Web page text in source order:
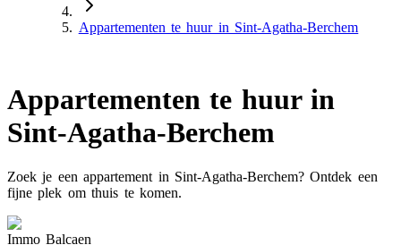
Appartementen te huur in Sint-Agatha-Berchem
Appartementen te huur in
Sint-Agatha-Berchem
Zoek je een appartement in Sint-Agatha-Berchem? Ontdek een
fijne plek om thuis te komen.
Immo Balcaen